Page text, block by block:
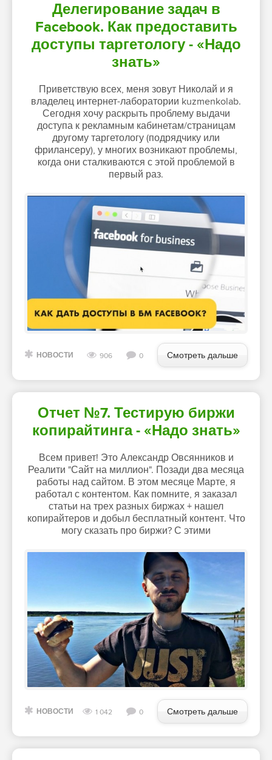
Делегирование задач в
Facebook. Как предоставить
доступы таргетологу - «Надо
знать»
Приветствую всех, меня зовут Николай и я
владелец интернет-лаборатории kuzmenkolab.
Сегодня хочу раскрыть проблему выдачи
доступа к рекламным кабинетам/страницам
другому таргетологу (подрядчику или
фрилансеру), у многих возникают проблемы,
когда они сталкиваются с этой проблемой в
первый раз.
НОВОСТИ 906 0 Смотреть дальше
Отчет №7. Тестирую биржи
копирайтинга - «Надо знать»
Всем привет! Это Александр Овсянников и
Реалити "Сайт на миллион". Позади два месяца
работы над сайтом. В этом месяце Марте, я
работал с контентом. Как помните, я заказал
статьи на трех разных биржах + нашел
копирайтеров и добыл бесплатный контент. Что
могу сказать про биржи? С этими
НОВОСТИ 1 042 0 Смотреть дальше